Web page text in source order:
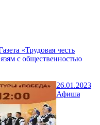
«Трудовая честь
с общественностью
26.01.2023
Афиша